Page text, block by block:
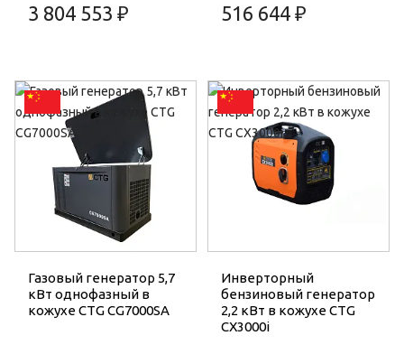
3 804 553 ₽ 516 644 ₽
Газовый генератор 5,7
кВт однофазный в
кожухе CTG CG7000SA
Инверторный
бензиновый генератор
2,2 кВт в кожухе CTG
CX3000i